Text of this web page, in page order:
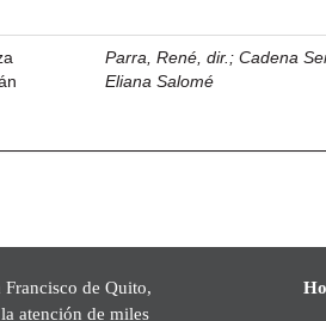
Parra, René, dir. ;Cadena
Eliana Salomé
de Quito,
atención de miles